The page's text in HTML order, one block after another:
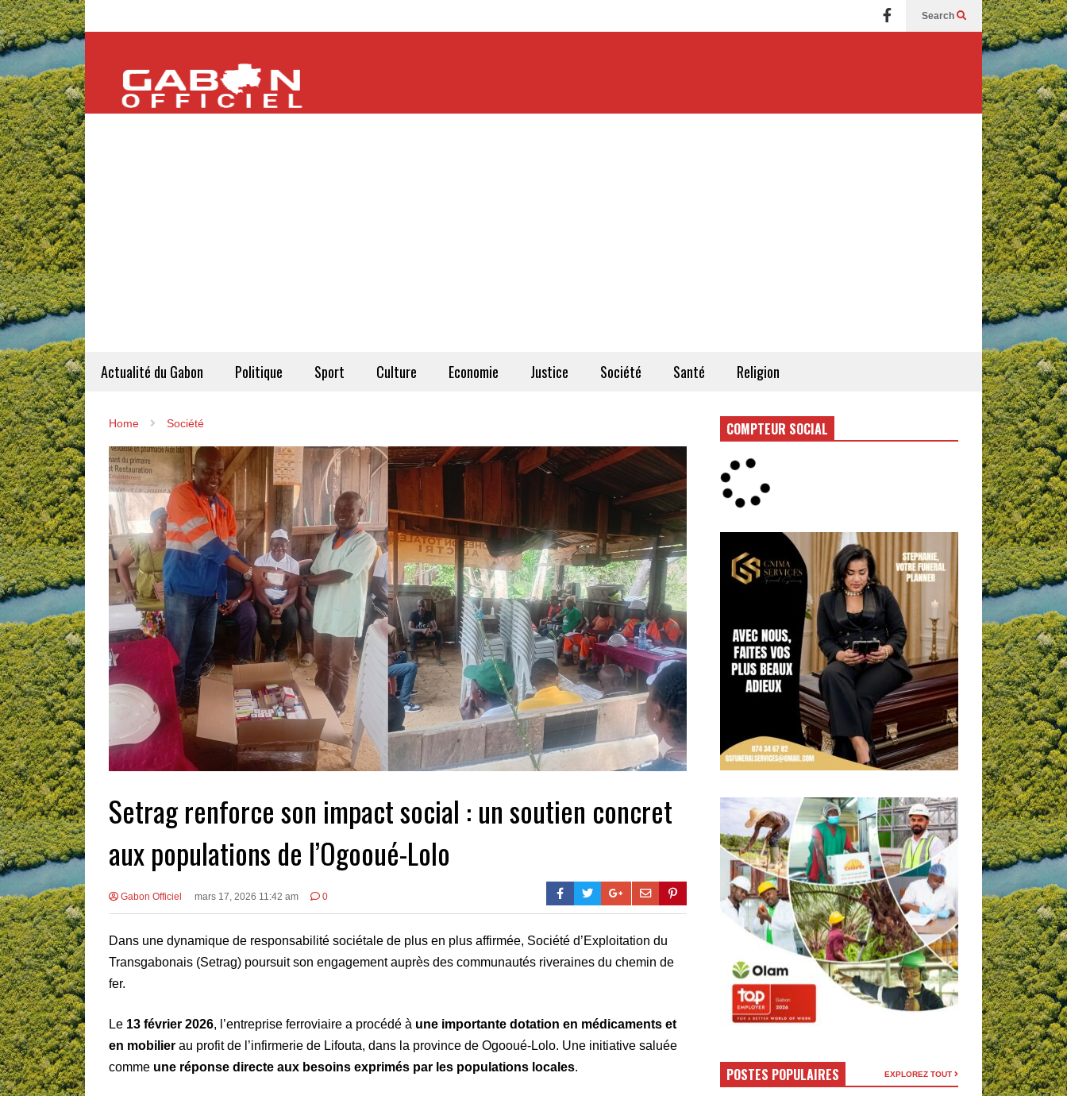
Search
Actualité du Gabon Politique Sport Culture Economie Justice Société Santé Religion
Home Société
Setrag renforce son impact social : un soutien concret
aux populations de l’Ogooué-Lolo
Gabon Officiel mars 17, 2026 11:42 am 0
Dans une dynamique de responsabilité sociétale de plus en plus affirmée, Société d’Exploitation du
Transgabonais (Setrag) poursuit son engagement auprès des communautés riveraines du chemin de
fer.
Le 13 février 2026, l’entreprise ferroviaire a procédé à une importante dotation en médicaments et
en mobilier au profit de l’infirmerie de Lifouta, dans la province de Ogooué-Lolo. Une initiative saluée
comme une réponse directe aux besoins exprimés par les populations locales.
COMPTEUR SOCIAL
POSTES POPULAIRES EXPLOREZ TOUT